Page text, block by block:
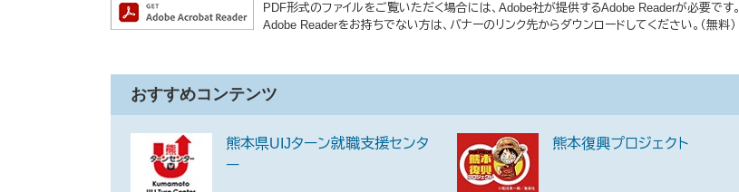
PDF形式のファイルをご覧いただく場合には、Adobe社が提供するAdobe Readerが必要です。
Adobe Readerをお持ちでない方は、バナーのリンク先からダウンロードしてください。（無料）
おすすめコンテンツ
熊本県UIJターン就職支援センタ
ー
熊本復興プロジェクト